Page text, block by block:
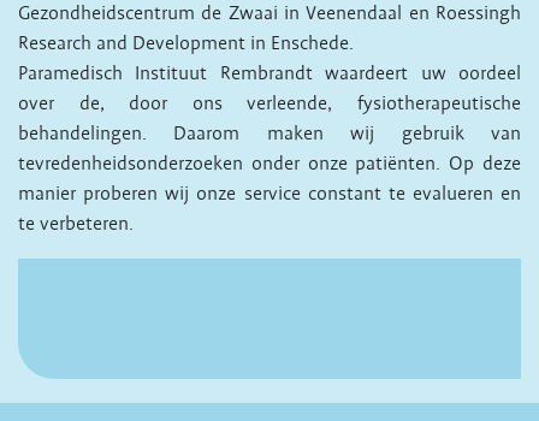
Gezondheidscentrum de Zwaai in Veenendaal en Roessingh
Research and Development in Enschede.
Paramedisch Instituut Rembrandt waardeert uw oordeel
over de, door ons verleende, fysiotherapeutische
behandelingen. Daarom maken wij gebruik van
tevredenheidsonderzoeken onder onze patiënten. Op deze
manier proberen wij onze service constant te evalueren en
te verbeteren.